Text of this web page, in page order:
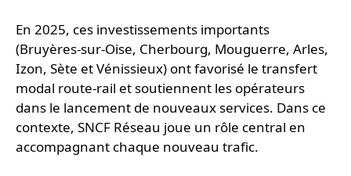
En 2025, ces investissements importants
(Bruyères-sur-Oise, Cherbourg, Mouguerre, Arles,
Izon, Sète et Vénissieux) ont favorisé le transfert
modal route-rail et soutiennent les opérateurs
dans le lancement de nouveaux services. Dans ce
contexte, SNCF Réseau joue un rôle central en
accompagnant chaque nouveau trafic.